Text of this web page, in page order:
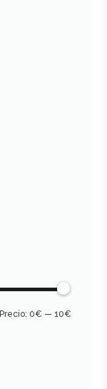
Precio: 0€ — 10€